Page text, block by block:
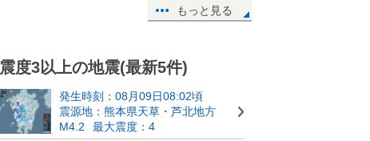
もっと見る
震度3以上の地震(最新5件)
発生時刻：08月09日08:02頃
震源地：熊本県天草・芦北地方
M4.2
最大震度：4